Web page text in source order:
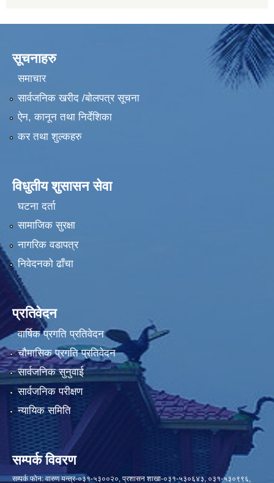
सूचनाहरु
समाचार
सार्वजनिक खरीद /बोलपत्र सूचना
ऐन, कानून तथा निर्देशिका
कर तथा शुल्कहरु
विधुतीय शुसासन सेवा
घटना दर्ता
सामाजिक सुरक्षा
नागरिक वडापत्र
निवेदनको ढाँचा
प्रतिवेदन
वार्षिक प्रगति प्रतिवेदन
चौमासिक प्रगति प्रतिवेदन
सार्वजनिक सुनुवाई
सार्वजनिक परीक्षण
न्यायिक समिति
सम्पर्क विवरण
सम्पर्क फोन: वारुण यन्त्र-०३१-५३००२०, प्रशासन शाखा-०३१-५३०६४३, ०३१-५३०९९६,